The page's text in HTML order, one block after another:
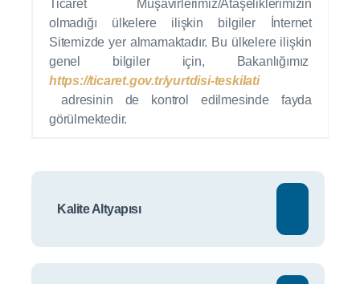
Kalite Altyapısı
Ticaret Müşavirlerimiz/Ataşeliklerimizin
olmadığı ülkelere ilişkin bilgiler İnternet
Sitemizde yer almamaktadır. Bu ülkelere ilişkin
genel bilgiler için,
Bakanlığımız
https://ticaret.gov.tr/yurtdisi-teskilati
adresinin de kontrol edilmesinde fayda
görülmektedir.